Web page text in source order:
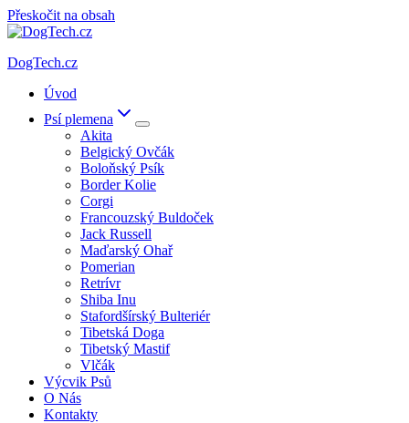
Přeskočit na obsah
DogTech.cz
Úvod
Psí plemena
Akita
Belgický Ovčák
Boloňský Psík
Border Kolie
Corgi
Francouzský Buldoček
Jack Russell
Maďarský Ohař
Pomerian
Retrívr
Shiba Inu
Stafordšírský Bulteriér
Tibetská Doga
Tibetský Mastif
Vlčák
Výcvik Psů
O Nás
Kontakty